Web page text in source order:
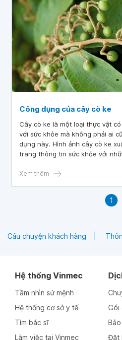
Công dụng của cây cò ke
Cây cò ke là một loại thực vật
với sức khỏe mà không phải ai
dụng này. Hình ảnh cây cò ke
trang thông tin sức khỏe với
này, hãy tìm hiểu thông tin trong
Xem thêm
1
Câu chuyện khách hàng
Hệ thống Vinmec
Tầm nhìn sứ mệnh
Hệ thống cơ sở y tế
Tìm bác sĩ
Làm việc tại Vinmec
Gói
Bảo
Đặt